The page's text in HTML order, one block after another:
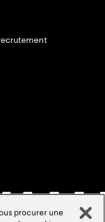
procurer une